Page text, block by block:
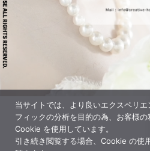
当サイトでは、より良いエクスペリ
フィックの分析を目的の為、お客様
Cookie を使用しています。
引き続き閲覧する場合、Cookie の使